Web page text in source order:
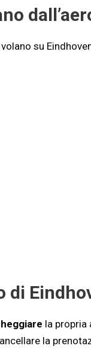
su
di
la propria
la